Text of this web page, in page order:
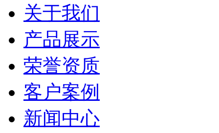
关于我们
产品展示
荣誉资质
客户案例
新闻中心